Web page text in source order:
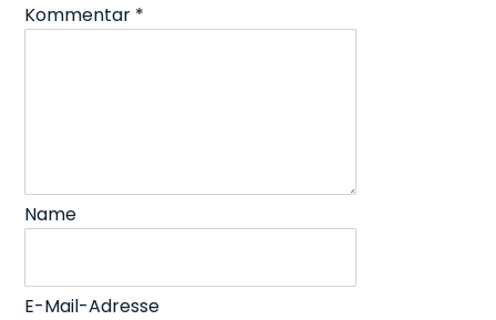
Kommentar *
Name
E-Mail-Adresse